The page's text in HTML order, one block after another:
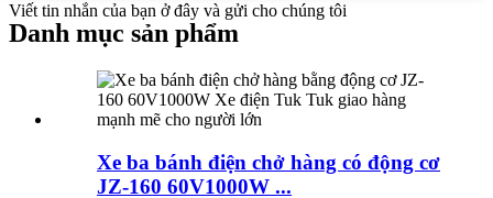
Viết tin nhắn của bạn ở đây và gửi cho chúng tôi
Danh mục sản phẩm
Xe ba bánh điện chở hàng có động cơ
JZ-160 60V1000W ...